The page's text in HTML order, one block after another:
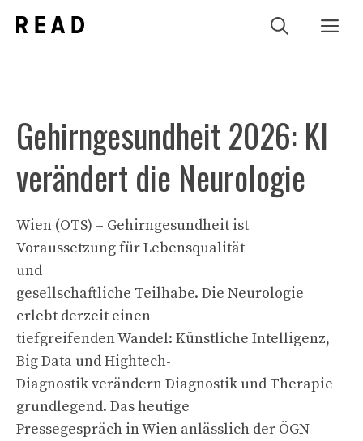
Inhalt
Gehirngesundheit 2026: KI
verändert die Neurologie
Wien (OTS) – Gehirngesundheit ist
Voraussetzung für Lebensqualität
und
gesellschaftliche Teilhabe. Die Neurologie
erlebt derzeit einen
tiefgreifenden Wandel: Künstliche Intelligenz,
Big Data und Hightech-
Diagnostik verändern Diagnostik und Therapie
grundlegend. Das heutige
Pressegespräch in Wien anlässlich der ÖGN-